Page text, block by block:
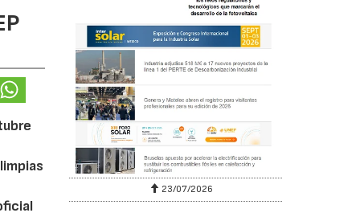
23/07/2026